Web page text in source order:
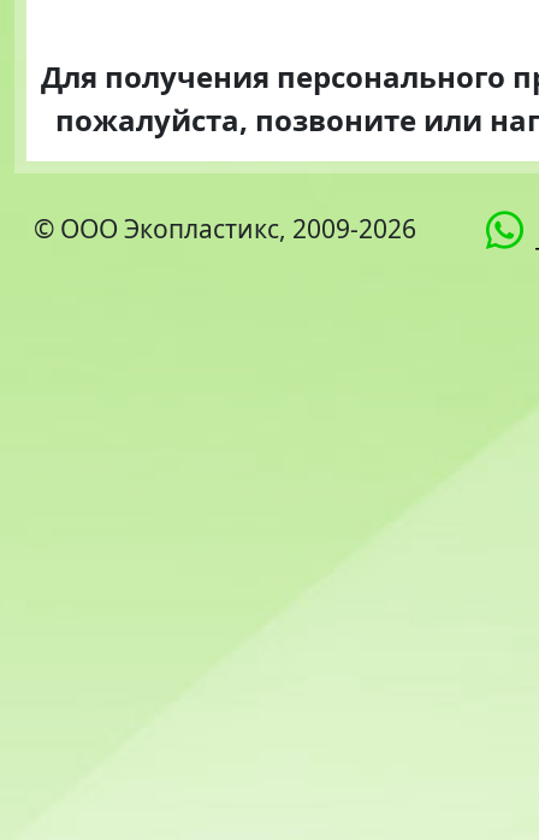
Для получения персонального
пожалуйста, позвоните или
© ООО Экопластикс, 2009-2026